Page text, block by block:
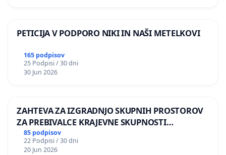
PETICIJA V PODPORO NIKI IN NAŠI METELKOVI
165 podpisov
25 Podpisi / 30 dni
30 Jun 2026
ZAHTEVA ZA IZGRADNJO SKUPNIH PROSTOROV
ZA PREBIVALCE KRAJEVNE SKUPNOSTI
PRESTRANEK
85 podpisov
22 Podpisi / 30 dni
20 Jun 2026